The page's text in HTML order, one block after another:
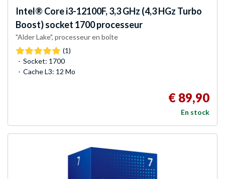
Intel® Core i3-12100F, 3,3 GHz (4,3 HGz Turbo
Boost) socket 1700 processeur
"Alder Lake", processeur en boîte
(1)
Socket: 1700
Cache L3: 12 Mo
€ 89,90
En stock